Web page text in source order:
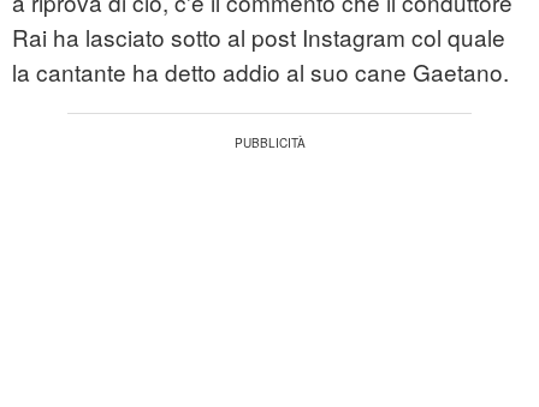
Rai ha lasciato sotto al post Instagram col quale
la cantante ha detto addio al suo cane Gaetano.